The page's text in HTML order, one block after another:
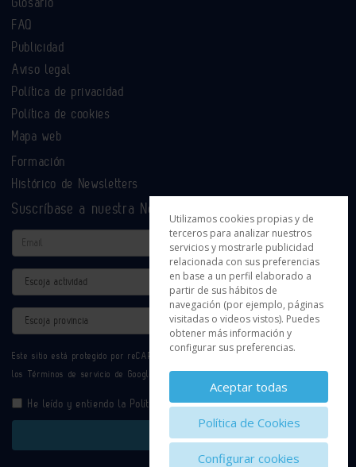
FAQ
Publicidad
Aviso legal
Política de privacidad
Política de cookies
Mapa web
Formación
Histórico de Newsletters
Suscríbase a nuestra Newsletter
Email
Actividad
Provincia
Este sitio está protegido por reCAPTCHA y se aplican la
los Términos de servicio de Google.
He leído y entiendo la Política de Privacidad
Enviar
Utilizamos cookies propias y de
terceros para analizar nuestros
servicios y mostrarle publicidad
relacionada con sus preferencias
en base a un perfil elaborado a
partir de sus hábitos de
navegación (por ejemplo, páginas
visitadas o videos vistos). Puedes
obtener más información y
configurar sus preferencias.
Aceptar todas
Política de Cookies
Configurar cookies